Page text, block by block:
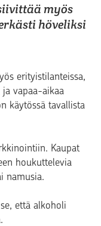
myös
höveliksi
erityistilanteissa,
vapaa-aikaa
käytössä tavallista
Kaupat
houkuttelevia
namusia.
että alkoholi